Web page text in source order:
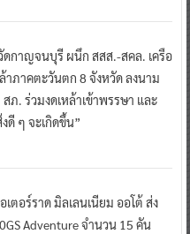
ดกาญจนบุรี ผนึก สสส.-สคล. เครือ
าภาคตะวันตก 8 จังหวัด ลงนาม
สภ. ร่วมงดเหล้าเข้าพรรษา และ
ดี ๆ จะเกิดขึ้น”
ตอร์ราด มิลเลนเนียม ออโต้ ส่ง
Adventure จำนวน 15 คัน